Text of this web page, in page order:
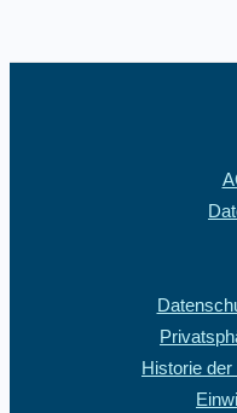
Historie